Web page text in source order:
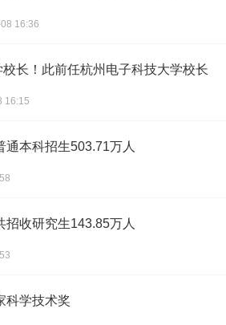
16:36
长！此前任杭州电子科技大学校长
16:15
本科招生503.71万人
收研究生143.85万人
科学技术奖